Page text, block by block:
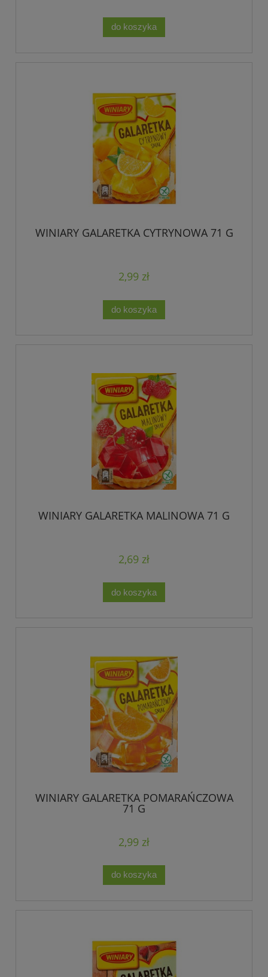
do koszyka
WINIARY GALARETKA CYTRYNOWA 71 G
2,99 zł
do koszyka
WINIARY GALARETKA MALINOWA 71 G
2,69 zł
do koszyka
WINIARY GALARETKA POMARAŃCZOWA
71 G
2,99 zł
do koszyka